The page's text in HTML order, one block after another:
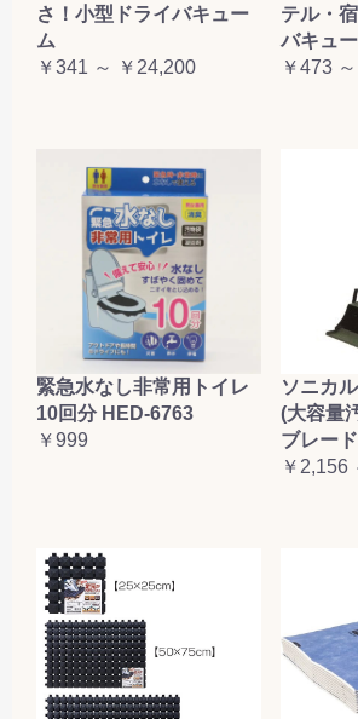
さ！小型ドライバキュー
ム
￥341 ～ ￥24,200
テル・
バキュ
￥473
緊急水なし非常用トイレ
10回分 HED-6763
￥999
ソニカ
(大容量
ブレード
￥2,156